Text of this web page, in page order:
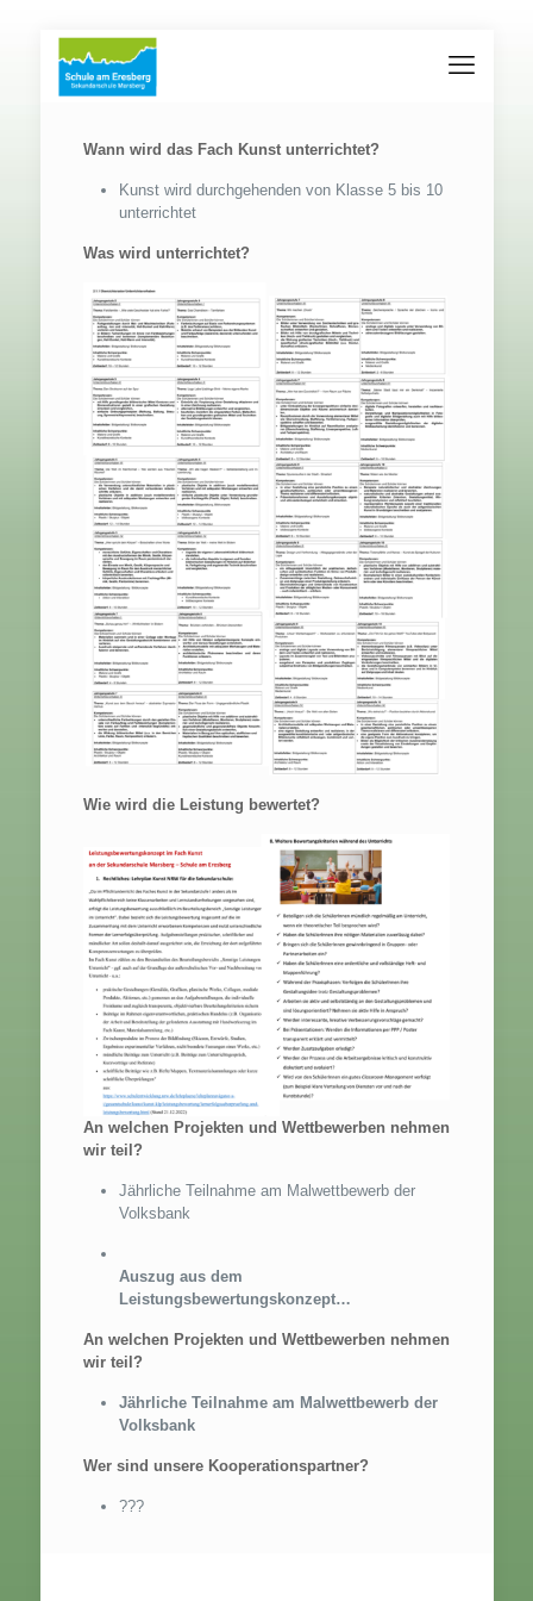
Wann wird das Fach Kunst unterrichtet?
Kunst wird durchgehenden von Klasse 5 bis 10
unterrichtet
Was wird unterrichtet?
Wie wird die Leistung bewertet?
An welchen Projekten und Wettbewerben nehmen
wir teil?
Jährliche Teilnahme am Malwettbewerb der
Volksbank
Auszug aus dem
Leistungsbewertungskonzept…
An welchen Projekten und Wettbewerben nehmen
wir teil?
Jährliche Teilnahme am Malwettbewerb der
Volksbank
Wer sind unsere Kooperationspartner?
???